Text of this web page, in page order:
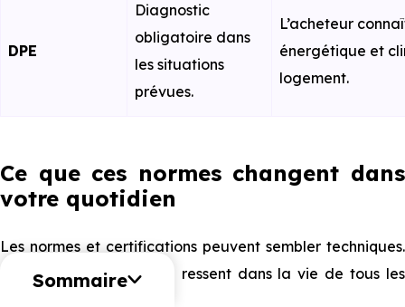
Sommaire
DPE
Diagnostic
obligatoire dans
les situations
prévues.
L’acheteur
énergétique et
logement.
Ce que ces normes changent dans
votre quotidien
Les normes et certifications peuvent sembler techniques.
Pourtant, leur impact se ressent dans la vie de tous les